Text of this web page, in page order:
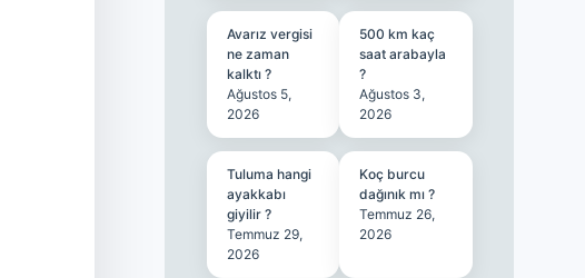
Avarız vergisi
ne zaman
kalktı ?
Ağustos 5,
2026
500 km kaç
saat arabayla
?
Ağustos 3,
2026
Tuluma hangi
ayakkabı
giyilir ?
Temmuz 29,
2026
Koç burcu
dağınık mı ?
Temmuz 26,
2026